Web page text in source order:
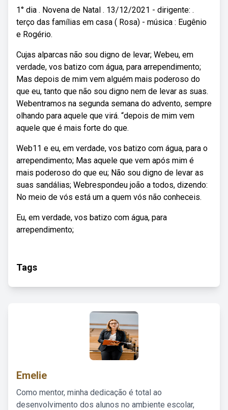
1° dia . Novena de Natal . 13/12/2021 - dirigente: .
terço das famílias em casa ( Rosa) - música : Eugênio
e Rogério.
Cujas alparcas não sou digno de levar; Webeu, em
verdade, vos batizo com água, para arrependimento;
Mas depois de mim vem alguém mais poderoso do
que eu, tanto que não sou digno nem de levar as suas.
Webentramos na segunda semana do advento, sempre
olhando para aquele que virá. “depois de mim vem
aquele que é mais forte do que.
Web11 e eu, em verdade, vos batizo com água, para o
arrependimento; Mas aquele que vem após mim é
mais poderoso do que eu; Não sou digno de levar as
suas sandálias; Webrespondeu joão a todos, dizendo:
No meio de vós está um a quem vós não conheceis.
Eu, em verdade, vos batizo com água, para
arrependimento;
Tags
Emelie
Como mentor, minha dedicação é total ao
desenvolvimento dos alunos no ambiente escolar,